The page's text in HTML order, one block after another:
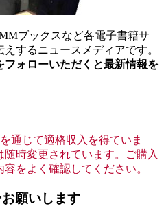
ブックスなど各電子書籍サ
するニュースメディアです。
ォローいただくと最新情報を
通じて適格収入を得ていま
時変更されています。ご購入
をよく確認してください。
願いします